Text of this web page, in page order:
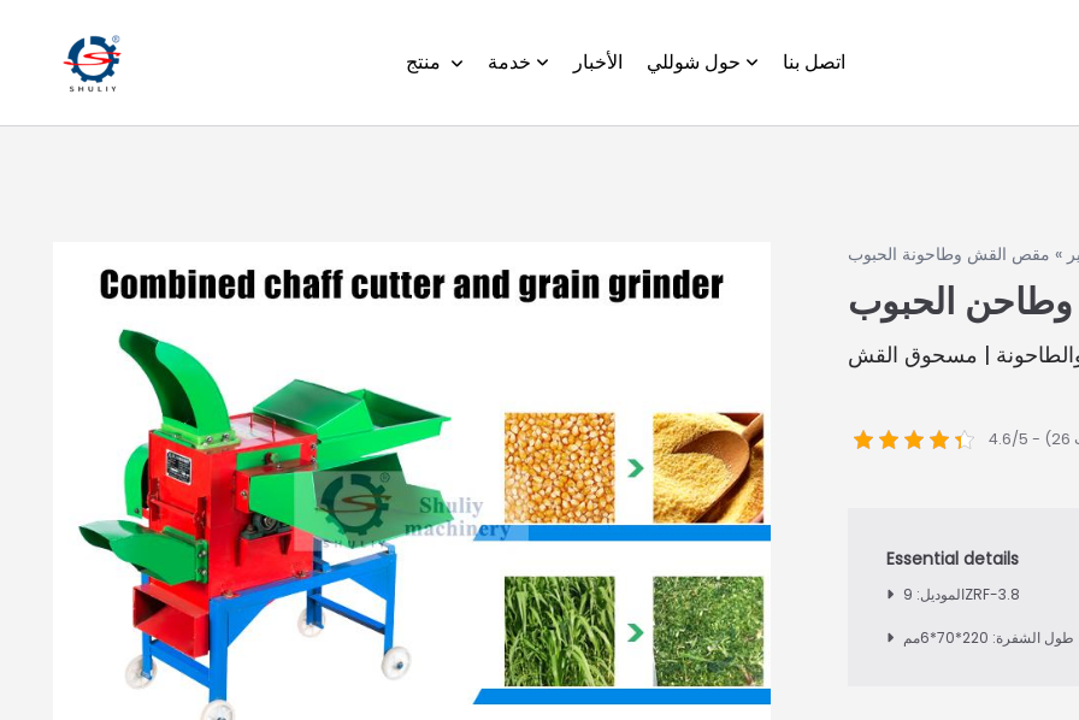
خدمة الأخبار حول شوللي اتصل بنا
» مقص القش وطاحونة الحبوب
الحبوب
| مسحوق القش
الموديل: 9ZRF-3.8
طول الشفرة: 220*70*6مم